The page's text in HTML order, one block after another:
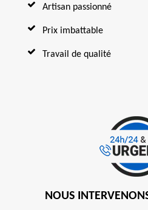
Artisan passionné
Prix imbattable
Travail de qualité
NOUS